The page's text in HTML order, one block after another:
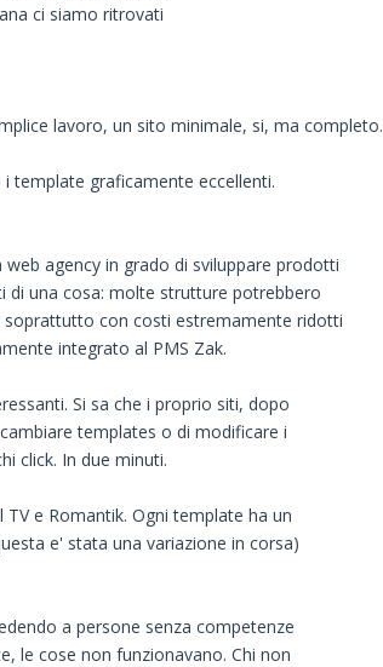
ci siamo ritrovati
lavoro, un sito minimale, si, ma completo.
template graficamente eccellenti.
agency in grado di sviluppare prodotti
di una cosa: molte strutture potrebbero
con costi estremamente ridotti
integrato al PMS Zak.
Si sa che i proprio siti, dopo
templates o di modificare i
click. In due minuti.
e Romantik. Ogni template ha un
e' stata una variazione in corsa)
a persone senza competenze
le cose non funzionavano. Chi non